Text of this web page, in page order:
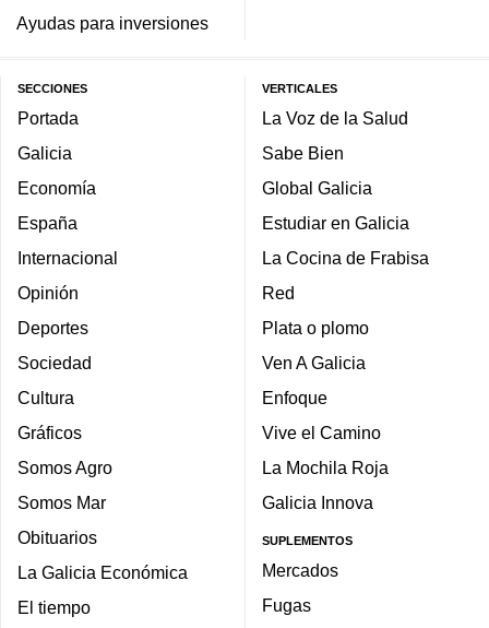
Ayudas para inversiones
SECCIONES
Portada
Galicia
Economía
España
Internacional
Opinión
Deportes
Sociedad
Cultura
Gráficos
Somos Agro
Somos Mar
Obituarios
La Galicia Económica
El tiempo
VERTICALES
La Voz de la Salud
Sabe Bien
Global Galicia
Estudiar en Galicia
La Cocina de Frabisa
Red
Plata o plomo
Ven A Galicia
Enfoque
Vive el Camino
La Mochila Roja
Galicia Innova
SUPLEMENTOS
Mercados
Fugas